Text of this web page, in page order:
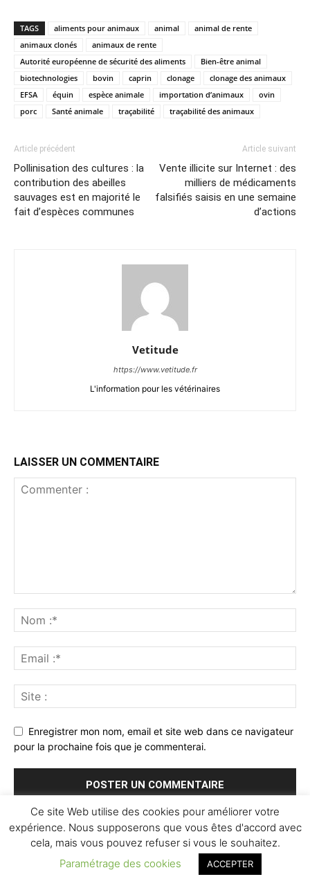
TAGS aliments pour animaux animal
animal de rente
animaux clonés
animaux de rente
Autorité européenne de sécurité des aliments
Bien-être animal
biotechnologies
bovin caprin clonage
clonage des animaux
EFSA
équin espèce animale importation d’animaux
ovin
porc
Santé animale traçabilité traçabilité des animaux
Article précédent
Pollinisation des cultures : la
contribution des abeilles
sauvages est en majorité le
fait d’espèces communes
Article suivant
Vente illicite sur Internet : des
milliers de médicaments
falsifiés saisis en une semaine
d’actions
Vetitude
https://www.vetitude.fr
L'information pour les vétérinaires
LAISSER UN COMMENTAIRE
Enregistrer mon nom, email et site web dans ce navigateur
pour la prochaine fois que je commenterai.
© Newspaper WordPress Theme by TagDiv
Ce site Web utilise des cookies pour améliorer votre
expérience. Nous supposerons que vous êtes d'accord avec
cela, mais vous pouvez refuser si vous le souhaitez.
Paramétrage des cookies
ACCEPTER